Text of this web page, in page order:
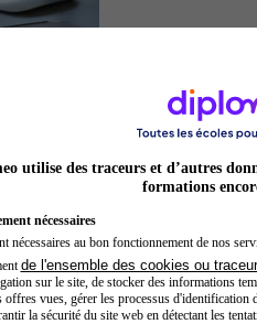
Développeur web
utilise des traceurs et d’autres
formations
nécessaires
nécessaires au bon fonctionnement de nos
de l'ensemble des cookies ou
sur le site, de stocker des informations
offres vues, gérer les processus
la sécurité du site web en détectant les